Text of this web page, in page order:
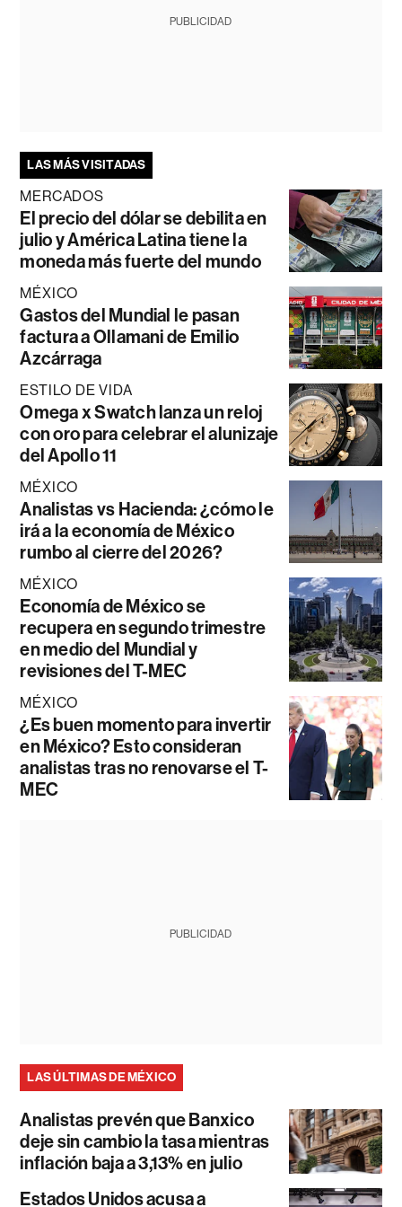
PUBLICIDAD
LAS MÁS VISITADAS
MERCADOS
El precio del dólar se debilita en
julio y América Latina tiene la
moneda más fuerte del mundo
MÉXICO
Gastos del Mundial le pasan
factura a Ollamani de Emilio
Azcárraga
ESTILO DE VIDA
Omega x Swatch lanza un reloj
con oro para celebrar el alunizaje
del Apollo 11
MÉXICO
Analistas vs Hacienda: ¿cómo le
irá a la economía de México
rumbo al cierre del 2026?
MÉXICO
Economía de México se
recupera en segundo trimestre
en medio del Mundial y
revisiones del T-MEC
MÉXICO
¿Es buen momento para invertir
en México? Esto consideran
analistas tras no renovarse el T-
MEC
PUBLICIDAD
LAS ÚLTIMAS DE MÉXICO
Analistas prevén que Banxico
deje sin cambio la tasa mientras
inflación baja a 3,13% en julio
Estados Unidos acusa a